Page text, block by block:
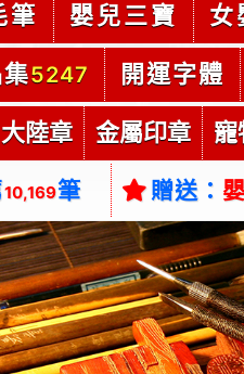
筆 嬰兒三寶 女
5247 開運字體
大陸章 金屬印章 寵
10,169筆 贈送：